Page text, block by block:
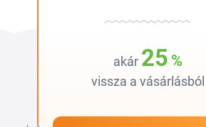
akár 25 %
vissza a vásárlásból